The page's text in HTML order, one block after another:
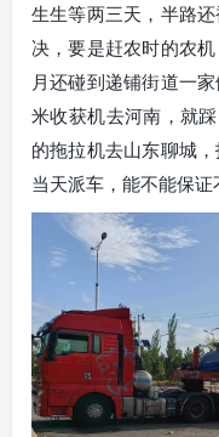
生生等两三天，半路
决，要是赶农时的农
月还碰到递铺街道一
米收获机去河南，就
的拖拉机去山东聊城
当天派车，能不能保证